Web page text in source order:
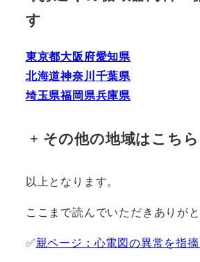
す
東京都大阪府愛知県
北海道神奈川 千葉県
埼玉県福岡県兵庫県
+ その他の地域はこち
以上となります。
ここまで読んでいただきありが
✅親ページ：心電図の異常を指摘